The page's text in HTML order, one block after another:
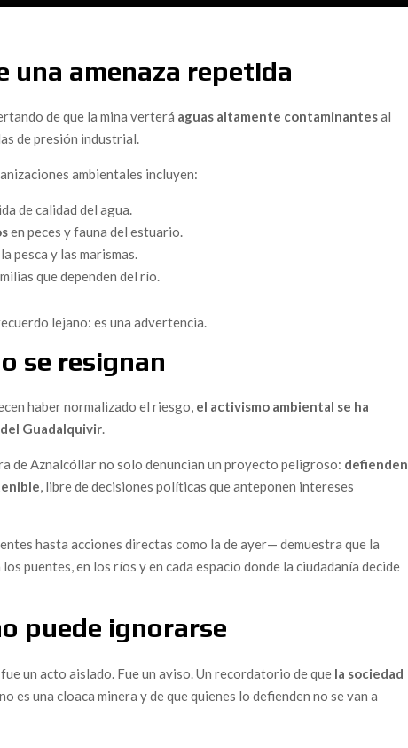
que hizo temblar los cimientos de España
al fuego que devora España
Koldo en el Gobierno
Políticos y Familiares Bajo la Lupa Judicial en
Bajo el Foco Judicial
Band Contest
a la UCO?
y la Amenaza de un Nuevo Desastre en Doñana
en Pandemia y una Trama Política Cruzada por
al Presidente Sánchez: ¿Es Hora de Dimisión?
de los Alertadores en España
“La ley no se aplica, y eso es corrupción
de Sánchez y Ábalos Desnudan la Intimidad del Poder
la Defensa de la Fauna y el Escándalo de la Manipulación
Judicial y Político que Sacude a España
Un Pulso entre la Inviolabilidad y la Denuncia de la
una amenaza repetida
de que la mina verterá aguas altamente contaminantesal
de presión industrial.
ambientales incluyen:
de calidad del agua.
en peces y fauna del estuario.
pesca y las marismas.
que dependen del río.
lejano: es una advertencia.
se resignan
haber normalizado el riesgo, el activismo ambiental se ha
Guadalquivir.
de Aznalcóllar no solo denuncian un proyecto peligroso: defienden
, libre de decisiones políticas que anteponen intereses
hasta acciones directas como la de ayer— demuestra que la
puentes, en los ríos y en cada espacio donde la ciudadanía decide
puede ignorarse
un acto aislado. Fue un aviso. Un recordatorio de que la sociedad
es una cloaca minera y de que quienes lo defienden no se van a